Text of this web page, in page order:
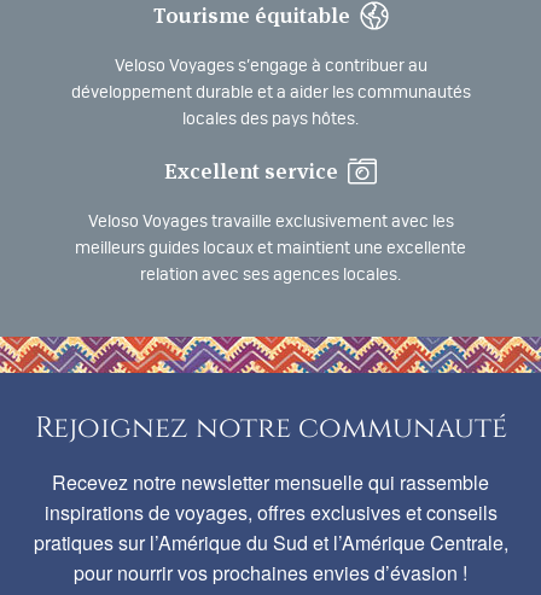
Tourisme équitable
Veloso Voyages s’engage à contribuer au
développement durable et a aider les communautés
locales des pays hôtes.
Excellent service
Veloso Voyages travaille exclusivement avec les
meilleurs guides locaux et maintient une excellente
relation avec ses agences locales.
Rejoignez notre communauté
Recevez notre newsletter mensuelle qui rassemble
inspirations de voyages, offres exclusives et conseils
pratiques sur l’Amérique du Sud et l’Amérique Centrale,
pour nourrir vos prochaines envies d’évasion !